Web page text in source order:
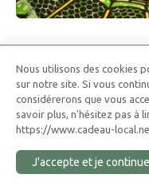
Nous utilisons des cookies
sur notre site. Si vous
considérerons que vous
savoir plus, n'hésitez pas à
https://www.cadeau-
J'accepte et je